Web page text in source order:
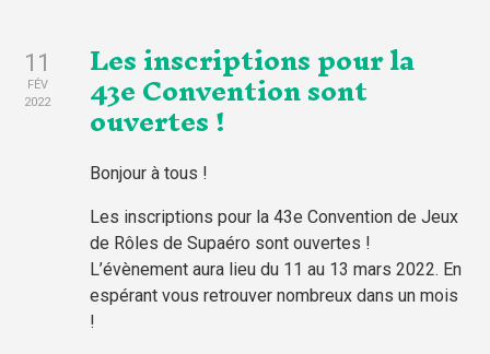
11
FÉV
2022
Les inscriptions pour la
43e Convention sont
ouvertes !
Bonjour à tous !
Les inscriptions pour la 43e Convention de Jeux
de Rôles de Supaéro sont ouvertes !
L’évènement aura lieu du 11 au 13 mars 2022. En
espérant vous retrouver nombreux dans un mois
!